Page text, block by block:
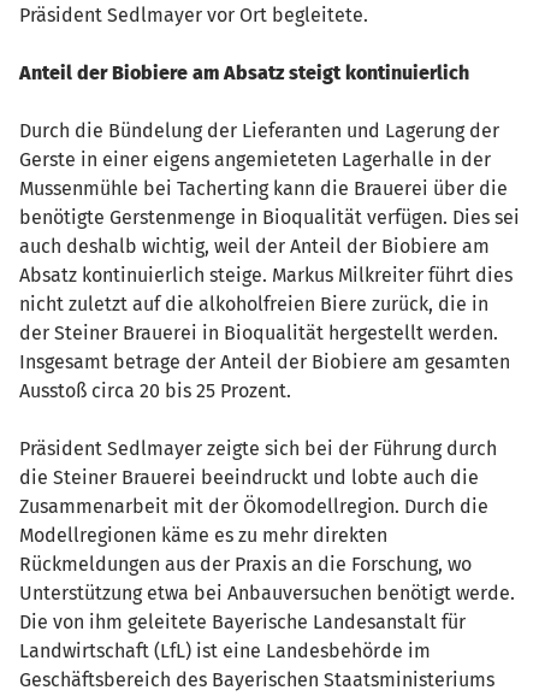
Präsident Sedlmayer vor Ort begleitete.
Anteil der Biobiere am Absatz steigt kontinuierlich
Durch die Bündelung der Lieferanten und Lagerung der
Gerste in einer eigens angemieteten Lagerhalle in der
Mussenmühle bei Tacherting kann die Brauerei über die
benötigte Gerstenmenge in Bioqualität verfügen. Dies sei
auch deshalb wichtig, weil der Anteil der Biobiere am
Absatz kontinuierlich steige. Markus Milkreiter führt dies
nicht zuletzt auf die alkoholfreien Biere zurück, die in
der Steiner Brauerei in Bioqualität hergestellt werden.
Insgesamt betrage der Anteil der Biobiere am gesamten
Ausstoß circa 20 bis 25 Prozent.
Präsident Sedlmayer zeigte sich bei der Führung durch
die Steiner Brauerei beeindruckt und lobte auch die
Zusammenarbeit mit der Ökomodellregion. Durch die
Modellregionen käme es zu mehr direkten
Rückmeldungen aus der Praxis an die Forschung, wo
Unterstützung etwa bei Anbauversuchen benötigt werde.
Die von ihm geleitete Bayerische Landesanstalt für
Landwirtschaft (LfL) ist eine Landesbehörde im
Geschäftsbereich des Bayerischen Staatsministeriums